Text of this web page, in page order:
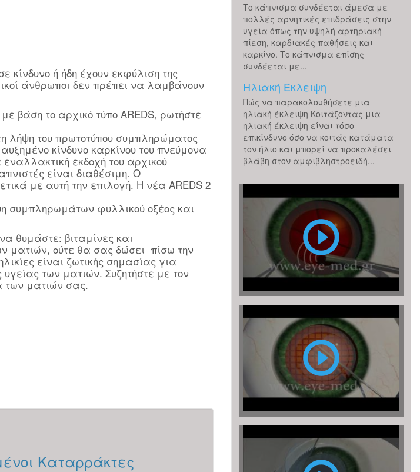
ή ήδη έχουν εκφύλιση της
άνθρωποι δεν πρέπει να λαμβάνουν
βάση το αρχικό τύπο AREDS, ρωτήστε
λήψη του πρωτοτύπου συμπληρώματος
κίνδυνο καρκίνου του πνεύμονα
εκδοχή του αρχικού
είναι διαθέσιμη. Ο
με αυτή την επιλογή. Η νέα AREDS 2
συμπληρωμάτων φυλλικού οξέος και
θυμάστε: βιταμίνες και
ματιών, ούτε θα σας δώσει πίσω την
είναι ζωτικής σημασίας για
των ματιών. Συζητήστε με τον
των ματιών σας.
Καταρράκτες
Το κάπνισμα συνδέεται άμεσα με
πολλές αρνητικές επιδράσεις στην
υγεία όπως την υψηλή αρτηριακή
πίεση, καρδιακές παθήσεις και
καρκίνο. Το κάπνισμα επίσης
συνδέεται με...
Ηλιακή Έκλειψη
Πώς να παρακολουθήσετε μια
ηλιακή έκλειψη Κοιτάζοντας μια
ηλιακή έκλειψη είναι τόσο
επικίνδυνο όσο να κοιτάς κατάματα
τον ήλιο και μπορεί να προκαλέσει
βλάβη στον αμφιβληστροειδή...
Επέμβαση
Καταρράκτη
υπερήχους
(ή
φακοθρυψία)
Επέμβαση
καταρράκτη
LASER
FEMTO